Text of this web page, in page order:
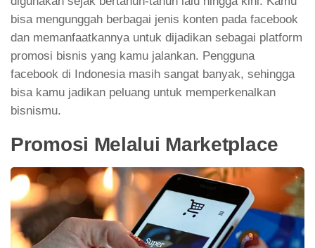
bisa mengunggah berbagai jenis konten pada facebook
dan memanfaatkannya untuk dijadikan sebagai platform
promosi bisnis yang kamu jalankan. Pengguna
facebook di Indonesia masih sangat banyak, sehingga
bisa kamu jadikan peluang untuk memperkenalkan
bisnismu.
Promosi Melalui Marketplace